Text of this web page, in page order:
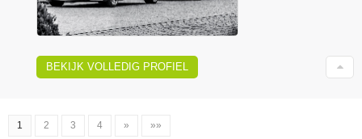
BEKIJK VOLLEDIG PROFIEL
1 2 3 4 » »»